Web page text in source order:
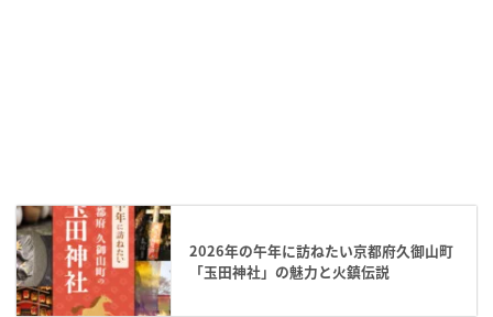
2026年の午年に訪ねたい京都府久御山町
「玉田神社」の魅力と火鎮伝説